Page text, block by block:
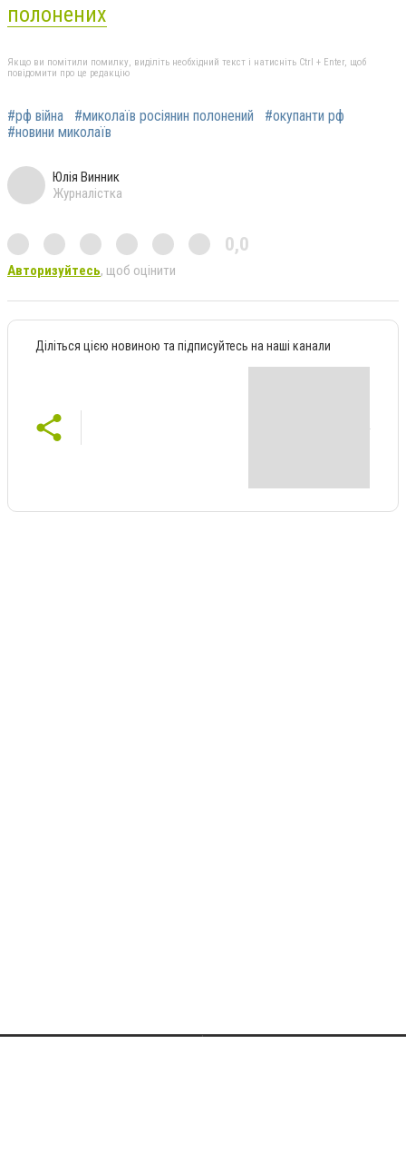
полонених
Якщо ви помітили помилку, виділіть необхідний текст і натисніть Ctrl + Enter, щоб
повідомити про це редакцію
#рф війна #миколаїв росіянин полонений
#окупанти рф
#новини миколаїв
Юлія Винник
Журналістка
0,0
Авторизуйтесь, щоб оцінити
Діліться цією новиною та підписуйтесь на наші канали